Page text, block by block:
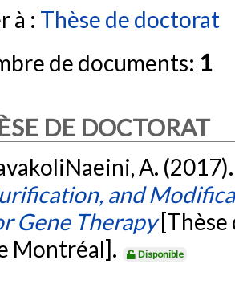
à : Thèse de doctorat
de documents: 1
DE DOCTORAT
A.
and
Gene Therapy
Montréal].
Disponible